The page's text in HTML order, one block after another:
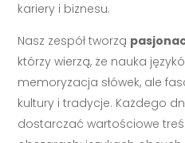
kariery i biznesu.
Nasz zespół tworzą
którzy wierzą, że nauka
memoryzacja słówek, ale
kultury i tradycje. Każdego
dostarczać wartościowe